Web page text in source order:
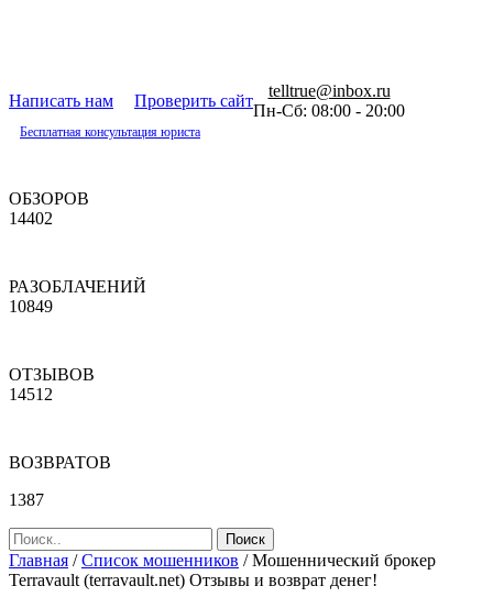
Написать нам Проверить сайт
telltrue@inbox.ru
Пн-Сб: 08:00 - 20:00
Бесплатная консультация юриста
ОБЗОРОВ
14402
РАЗОБЛАЧЕНИЙ
10849
ОТЗЫВОВ
14512
ВОЗВРАТОВ
1387
Главная /Список мошенников /Мошеннический брокер
Terravault (terravault.net) Отзывы и возврат денег!